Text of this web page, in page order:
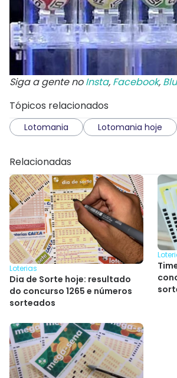
Siga a gente noInsta, Facebook,
Tópicos relacionados
Lotomania Lotomania hoje
Relacionadas
Loterias
Dia de Sorte hoje: resultado
do concurso 1265 e números
sorteados